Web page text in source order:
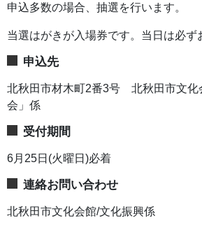
申込多数の場合、抽選を行います。
当選はがきが入場券です。当日は必ず
申込先
北秋田市材木町2番3号 北秋田市文化
会」係
受付期間
6月25日(火曜日)必着
連絡お問い合わせ
北秋田市文化会館/文化振興係